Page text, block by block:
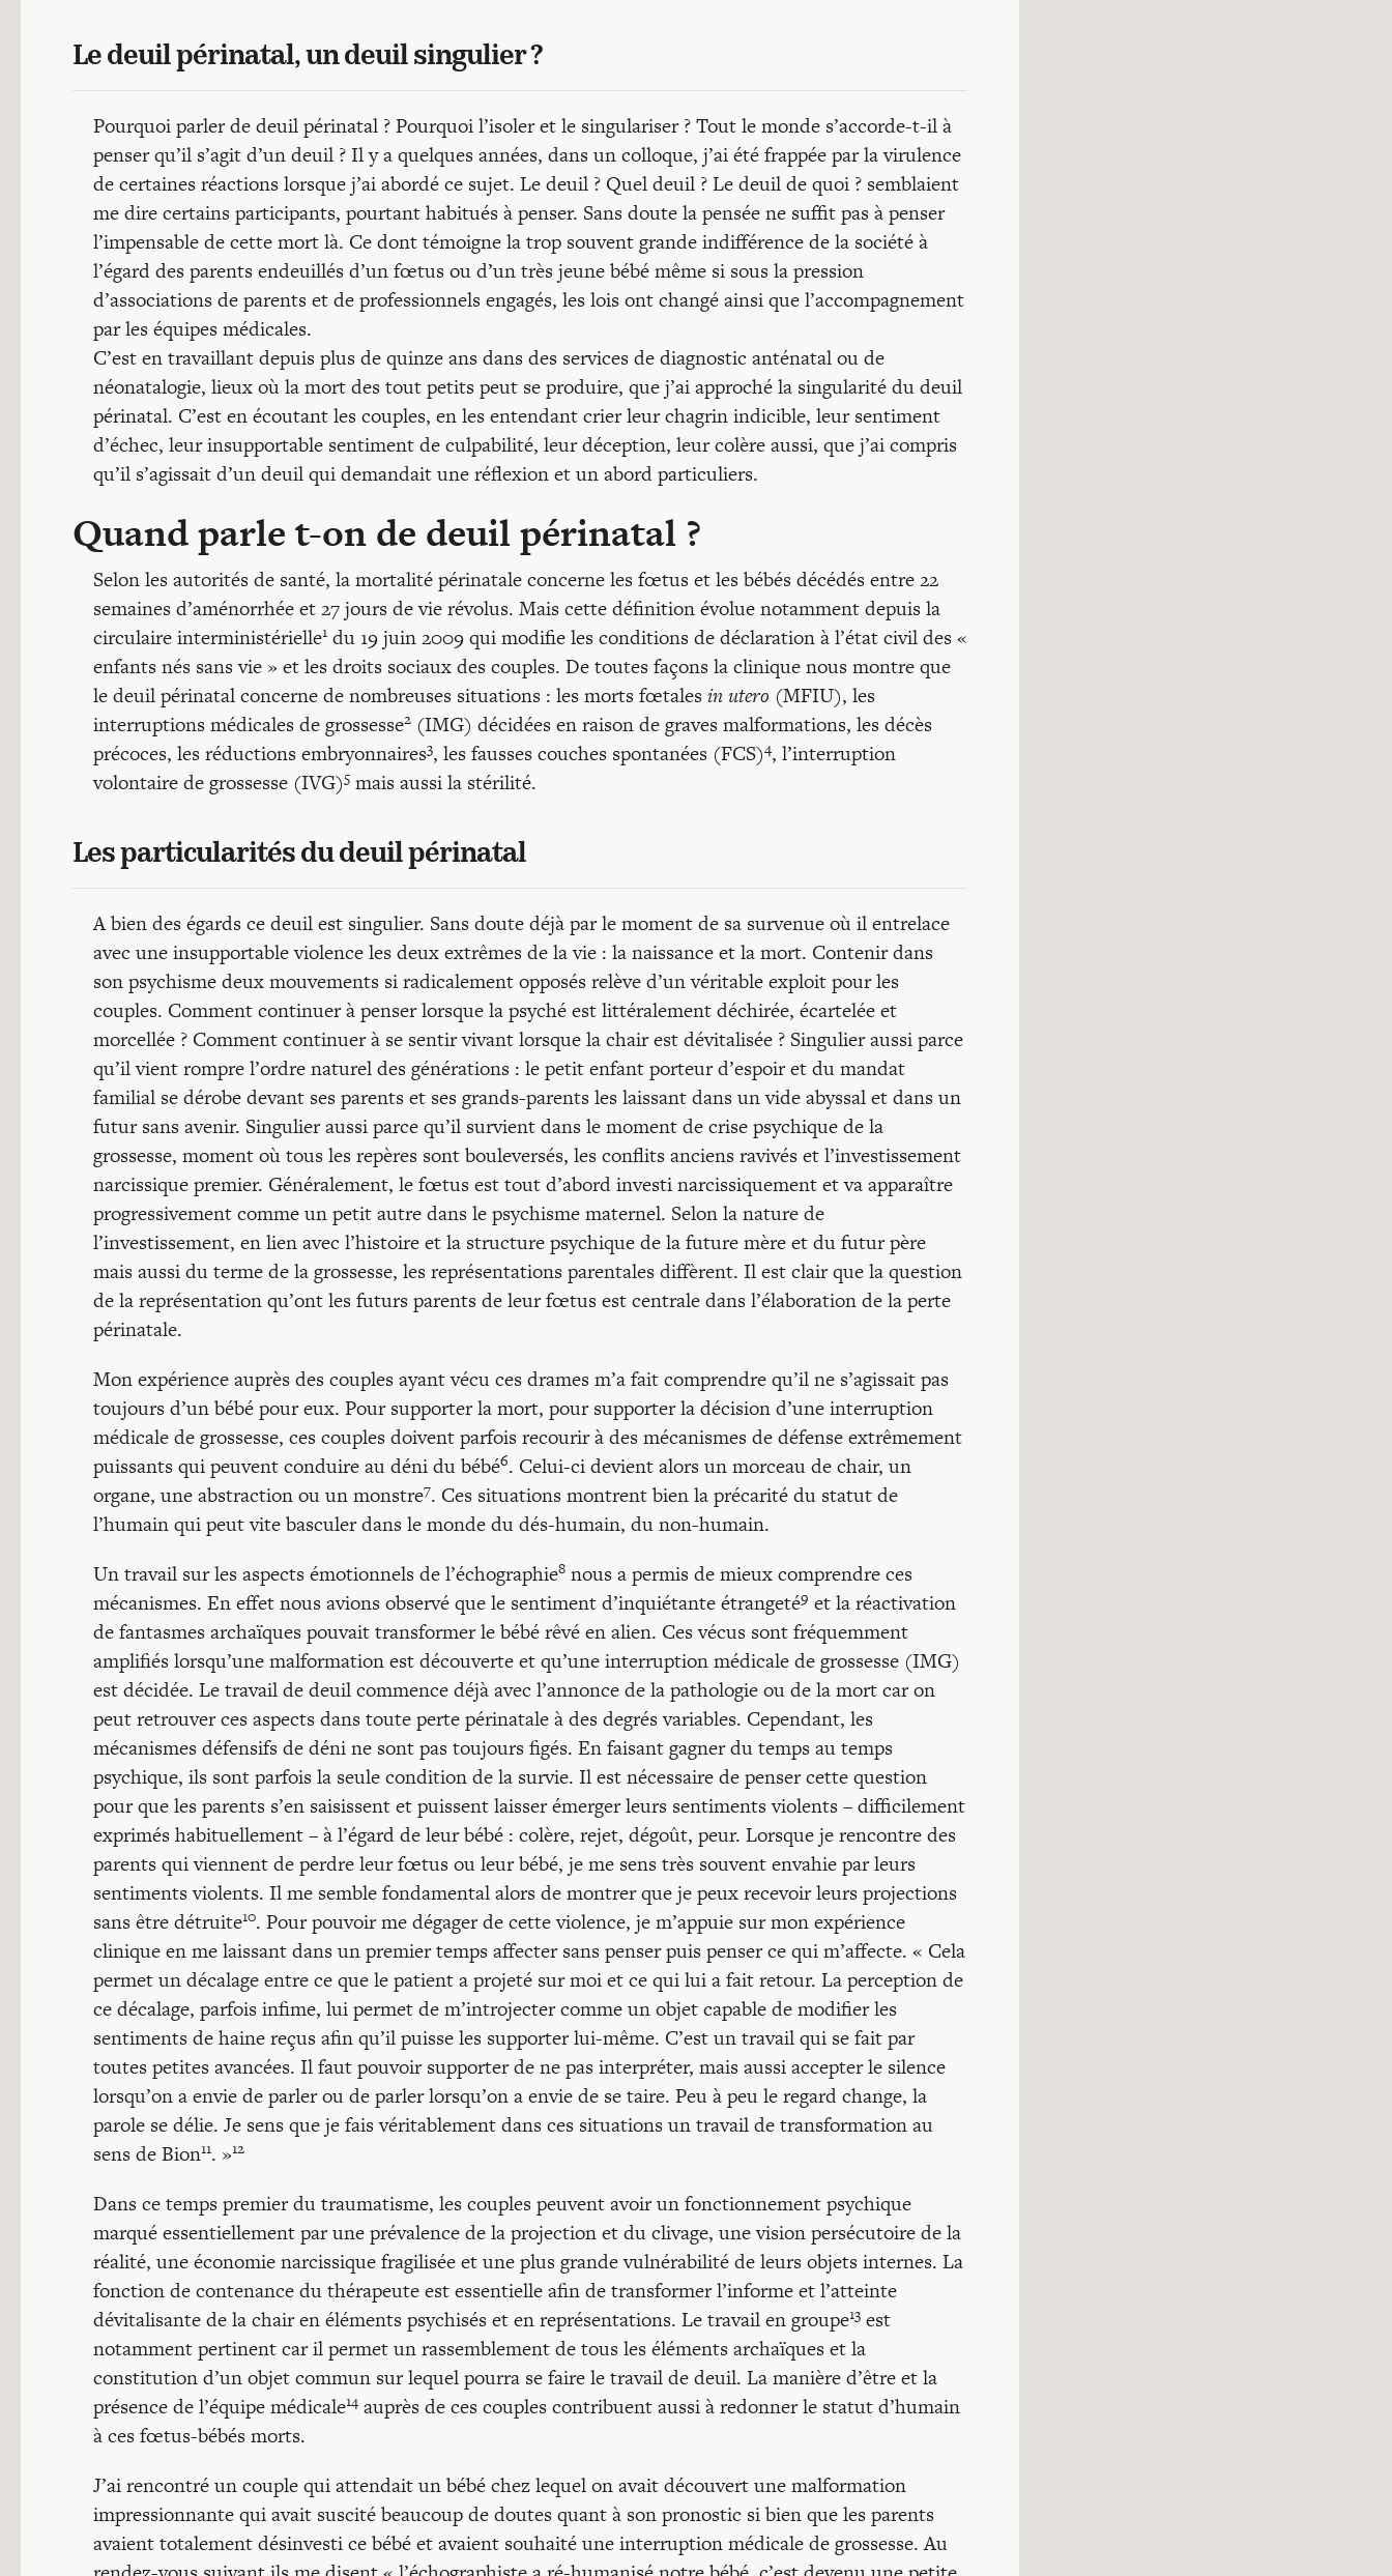
Le deuil périnatal, un deuil singulier ?
Pourquoi parler de deuil périnatal ? Pourquoi l’isoler et le singulariser ? Tout le monde s’accorde-t-il à
penser qu’il s’agit d’un deuil ? Il y a quelques années, dans un colloque, j’ai été frappée par la virulence
de certaines réactions lorsque j’ai abordé ce sujet. Le deuil ? Quel deuil ? Le deuil de quoi ? semblaient
me dire certains participants, pourtant habitués à penser. Sans doute la pensée ne suffit pas à penser
l’impensable de cette mort là. Ce dont témoigne la trop souvent grande indifférence de la société à
l’égard des parents endeuillés d’un fœtus ou d’un très jeune bébé même si sous la pression
d’associations de parents et de professionnels engagés, les lois ont changé ainsi que l’accompagnement
par les équipes médicales.
C’est en travaillant depuis plus de quinze ans dans des services de diagnostic anténatal ou de
néonatalogie, lieux où la mort des tout petits peut se produire, que j’ai approché la singularité du deuil
périnatal. C’est en écoutant les couples, en les entendant crier leur chagrin indicible, leur sentiment
d’échec, leur insupportable sentiment de culpabilité, leur déception, leur colère aussi, que j’ai compris
qu’il s’agissait d’un deuil qui demandait une réflexion et un abord particuliers.
Quand parle t-on de deuil périnatal ?
Selon les autorités de santé, la mortalité périnatale concerne les fœtus et les bébés décédés entre 22
semaines d’aménorrhée et 27 jours de vie révolus. Mais cette définition évolue notamment depuis la
circulaire interministérielle1 du 19 juin 2009 qui modifie les conditions de déclaration à l’état civil des «
enfants nés sans vie » et les droits sociaux des couples. De toutes façons la clinique nous montre que
le deuil périnatal concerne de nombreuses situations : les morts fœtalesin utero (MFIU), les
interruptions médicales de grossesse2 (IMG) décidées en raison de graves malformations, les décès
précoces, les réductions embryonnaires3, les fausses couches spontanées (FCS)4, l’interruption
volontaire de grossesse (IVG)5 mais aussi la stérilité.
Les particularités du deuil périnatal
A bien des égards ce deuil est singulier. Sans doute déjà par le moment de sa survenue où il entrelace
avec une insupportable violence les deux extrêmes de la vie : la naissance et la mort. Contenir dans
son psychisme deux mouvements si radicalement opposés relève d’un véritable exploit pour les
couples. Comment continuer à penser lorsque la psyché est littéralement déchirée, écartelée et
morcellée ? Comment continuer à se sentir vivant lorsque la chair est dévitalisée ? Singulier aussi parce
qu’il vient rompre l’ordre naturel des générations : le petit enfant porteur d’espoir et du mandat
familial se dérobe devant ses parents et ses grands-parents les laissant dans un vide abyssal et dans un
futur sans avenir. Singulier aussi parce qu’il survient dans le moment de crise psychique de la
grossesse, moment où tous les repères sont bouleversés, les conflits anciens ravivés et l’investissement
narcissique premier. Généralement, le fœtus est tout d’abord investi narcissiquement et va apparaître
progressivement comme un petit autre dans le psychisme maternel. Selon la nature de
l’investissement, en lien avec l’histoire et la structure psychique de la future mère et du futur père
mais aussi du terme de la grossesse, les représentations parentales diffèrent. Il est clair que la question
de la représentation qu’ont les futurs parents de leur fœtus est centrale dans l’élaboration de la perte
périnatale.
Mon expérience auprès des couples ayant vécu ces drames m’a fait comprendre qu’il ne s’agissait pas
toujours d’un bébé pour eux. Pour supporter la mort, pour supporter la décision d’une interruption
médicale de grossesse, ces couples doivent parfois recourir à des mécanismes de défense extrêmement
puissants qui peuvent conduire au déni du bébé6. Celui-ci devient alors un morceau de chair, un
organe, une abstraction ou un monstre7. Ces situations montrent bien la précarité du statut de
l’humain qui peut vite basculer dans le monde du dés-humain, du non-humain.
Un travail sur les aspects émotionnels de l’échographie8 nous a permis de mieux comprendre ces
mécanismes. En effet nous avions observé que le sentiment d’inquiétante étrangeté9 et la réactivation
de fantasmes archaïques pouvait transformer le bébé rêvé en alien. Ces vécus sont fréquemment
amplifiés lorsqu’une malformation est découverte et qu’une interruption médicale de grossesse (IMG)
est décidée. Le travail de deuil commence déjà avec l’annonce de la pathologie ou de la mort car on
peut retrouver ces aspects dans toute perte périnatale à des degrés variables. Cependant, les
mécanismes défensifs de déni ne sont pas toujours figés. En faisant gagner du temps au temps
psychique, ils sont parfois la seule condition de la survie. Il est nécessaire de penser cette question
pour que les parents s’en saisissent et puissent laisser émerger leurs sentiments violents – difficilement
exprimés habituellement – à l’égard de leur bébé : colère, rejet, dégoût, peur. Lorsque je rencontre des
parents qui viennent de perdre leur fœtus ou leur bébé, je me sens très souvent envahie par leurs
sentiments violents. Il me semble fondamental alors de montrer que je peux recevoir leurs projections
sans être détruite10. Pour pouvoir me dégager de cette violence, je m’appuie sur mon expérience
clinique en me laissant dans un premier temps affecter sans penser puis penser ce qui m’affecte. « Cela
permet un décalage entre ce que le patient a projeté sur moi et ce qui lui a fait retour. La perception de
ce décalage, parfois infime, lui permet de m’introjecter comme un objet capable de modifier les
sentiments de haine reçus afin qu’il puisse les supporter lui-même. C’est un travail qui se fait par
toutes petites avancées. Il faut pouvoir supporter de ne pas interpréter, mais aussi accepter le silence
lorsqu’on a envie de parler ou de parler lorsqu’on a envie de se taire. Peu à peu le regard change, la
parole se délie. Je sens que je fais véritablement dans ces situations un travail de transformation au
sens de Bion11. »12
Dans ce temps premier du traumatisme, les couples peuvent avoir un fonctionnement psychique
marqué essentiellement par une prévalence de la projection et du clivage, une vision persécutoire de la
réalité, une économie narcissique fragilisée et une plus grande vulnérabilité de leurs objets internes. La
fonction de contenance du thérapeute est essentielle afin de transformer l’informe et l’atteinte
dévitalisante de la chair en éléments psychisés et en représentations. Le travail en groupe13 est
notamment pertinent car il permet un rassemblement de tous les éléments archaïques et la
constitution d’un objet commun sur lequel pourra se faire le travail de deuil. La manière d’être et la
présence de l’équipe médicale14 auprès de ces couples contribuent aussi à redonner le statut d’humain
à ces fœtus-bébés morts.
J’ai rencontré un couple qui attendait un bébé chez lequel on avait découvert une malformation
impressionnante qui avait suscité beaucoup de doutes quant à son pronostic si bien que les parents
avaient totalement désinvesti ce bébé et avaient souhaité une interruption médicale de grossesse. Au